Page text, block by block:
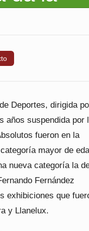
Deportes, dirigida
años suspendida por
fueron en la
mayor de
nueva categoría la
Fernández
exhibiciones que
y Llanelux.